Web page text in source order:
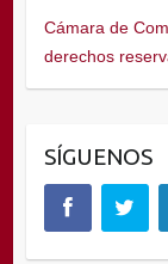
Cámara de
derechos
SÍGUENOS